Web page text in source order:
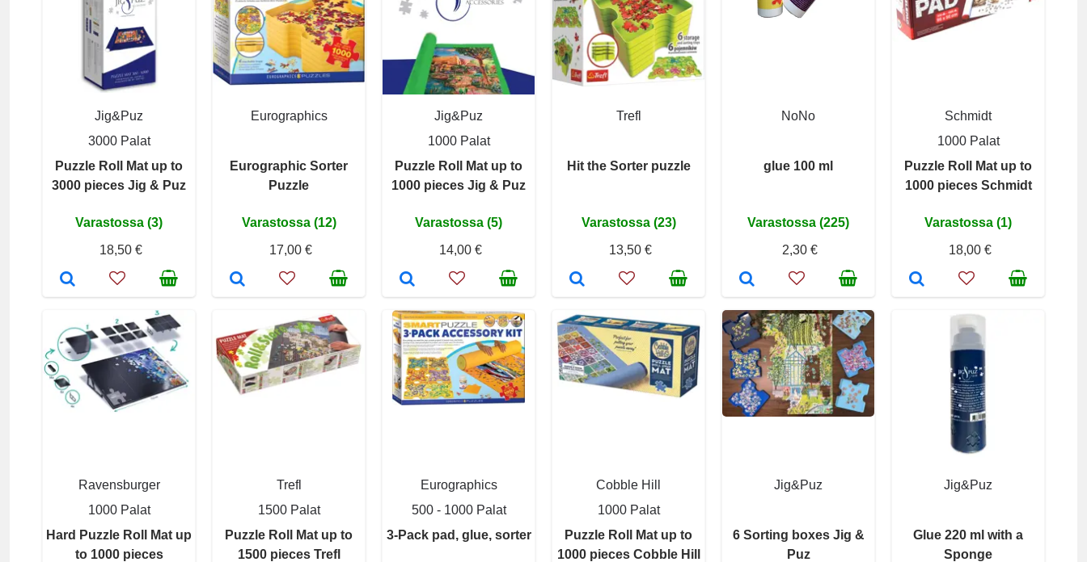
Jig&Puz
3000 Palat
Puzzle Roll Mat up to
3000 pieces Jig & Puz
Varastossa (3)
18,50 €
Eurographics
Eurographic Sorter
Puzzle
Varastossa (12)
17,00 €
Jig&Puz
1000 Palat
Puzzle Roll Mat up to
1000 pieces Jig & Puz
Varastossa (5)
14,00 €
Trefl
Hit the Sorter puzzle
Varastossa (23)
13,50 €
NoNo
glue 100 ml
Varastossa (225)
2,30 €
Schmidt
1000 Palat
Puzzle Roll Mat up to
1000 pieces Schmidt
Varastossa (1)
18,00 €
Ravensburger
1000 Palat
Hard Puzzle Roll Mat up
to 1000 pieces
Trefl
1500 Palat
Puzzle Roll Mat up to
1500 pieces Trefl
Eurographics
500 - 1000 Palat
3-Pack pad, glue, sorter
Cobble Hill
1000 Palat
Puzzle Roll Mat up to
1000 pieces Cobble Hill
Jig&Puz
6 Sorting boxes Jig &
Puz
Jig&Puz
Glue 220 ml with a
Sponge